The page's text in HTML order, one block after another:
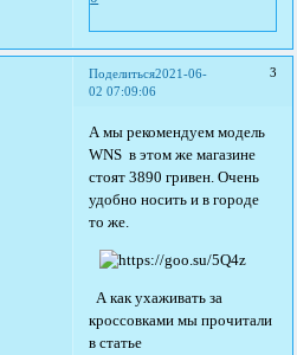
Поделиться 3
2021-06-
02 07:09:06
А мы рекомендуем модель
WNS в этом же магазине
стоят 3890 гривен. Очень
удобно носить и в городе
то же.
А как ухаживать за
кроссовками мы прочитали
в статье